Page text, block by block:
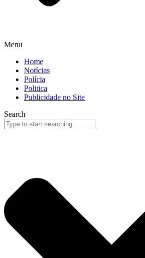
Menu
Home
Notícias
Polícia
Politica
Publicidade no Site
Search